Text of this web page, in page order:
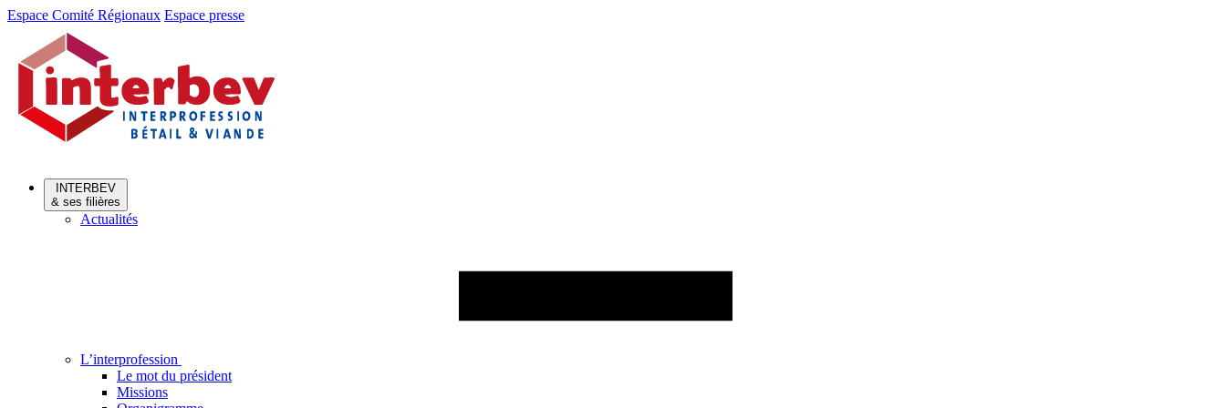
Aller
Aller
contenu
Espace Comité Régionaux Espace presse
INTERBEV
& ses filières
Actualités
L’interprofession
Le mot du président
Missions